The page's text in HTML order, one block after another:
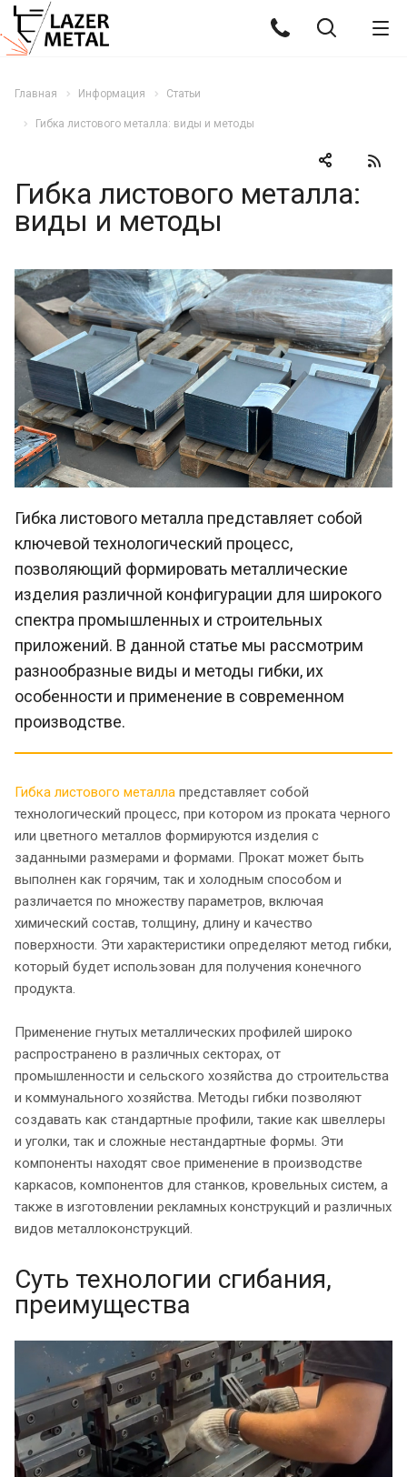
Главная Информация Статьи
Гибка листового металла: виды и методы
Гибка листового металла:
виды и методы
Гибка листового металла представляет собой
ключевой технологический процесс,
позволяющий формировать металлические
изделия различной конфигурации для широкого
спектра промышленных и строительных
приложений. В данной статье мы рассмотрим
разнообразные виды и методы гибки, их
особенности и применение в современном
производстве.
Гибка листового металла представляет собой
технологический процесс, при котором из проката черного
или цветного металлов формируются изделия с
заданными размерами и формами. Прокат может быть
выполнен как горячим, так и холодным способом и
различается по множеству параметров, включая
химический состав, толщину, длину и качество
поверхности. Эти характеристики определяют метод гибки,
который будет использован для получения конечного
продукта.
Применение гнутых металлических профилей широко
распространено в различных секторах, от
промышленности и сельского хозяйства до строительства
и коммунального хозяйства. Методы гибки позволяют
создавать как стандартные профили, такие как швеллеры
и уголки, так и сложные нестандартные формы. Эти
компоненты находят свое применение в производстве
каркасов, компонентов для станков, кровельных систем, а
также в изготовлении рекламных конструкций и различных
видов металлоконструкций.
Суть технологии сгибания,
преимущества